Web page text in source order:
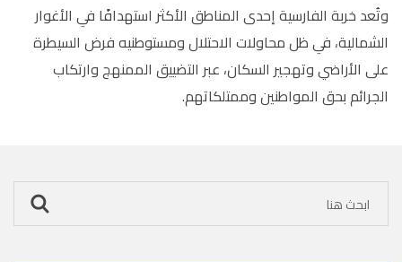
وتُعد خربة الفارسية إحدى المناطق الأكثر استهدافًا في الأغوار
الشمالية، في ظل محاولات الاحتلال ومستوطنيه فرض السيطرة
على الأراضي وتهجير السكان، عبر التضييق الممنهج وارتكاب
الجرائم بحق المواطنين وممتلكاتهم.